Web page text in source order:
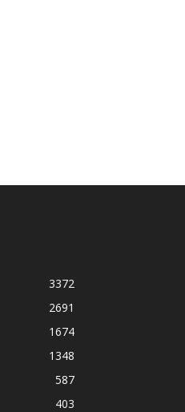
3372
2691
1674
1348
587
403